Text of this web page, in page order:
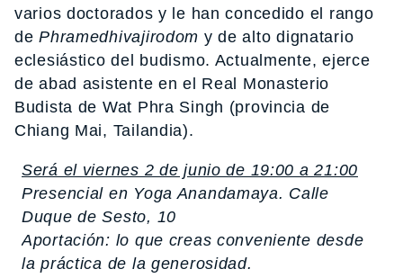
varios doctorados y le han concedido el rango
dePhramedhivajirodom y de alto dignatario
eclesiástico del budismo. Actualmente, ejerce
de abad asistente en el Real Monasterio
Budista de Wat Phra Singh (provincia de
Chiang Mai, Tailandia).
Será el viernes 2 de junio de 19:00 a 21:00
Presencial en Yoga Anandamaya. Calle
Duque de Sesto, 10
Aportación: lo que creas conveniente desde
la práctica de la generosidad.